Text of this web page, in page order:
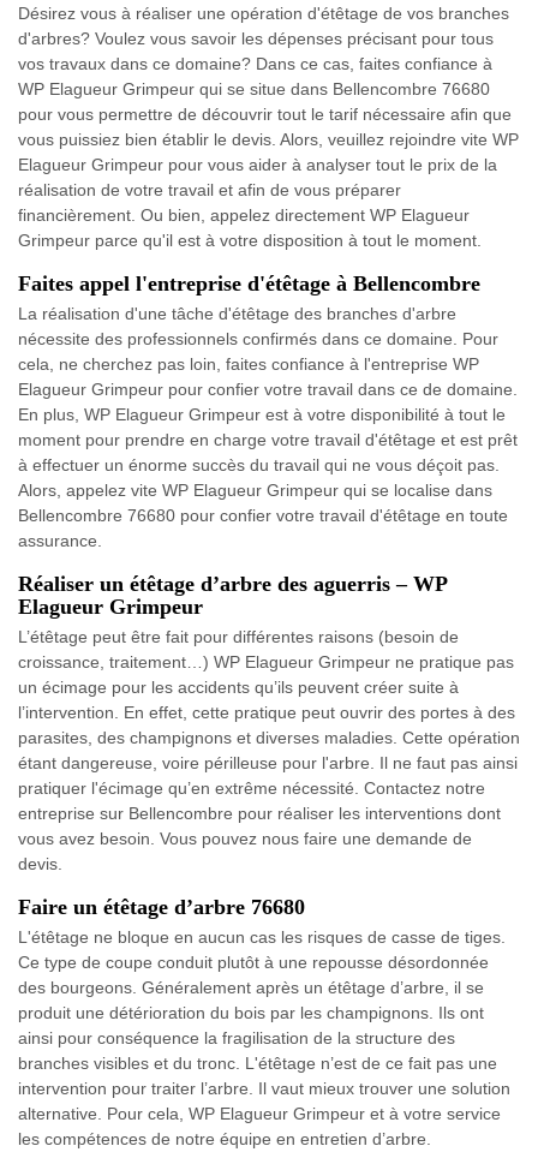
Désirez vous à réaliser une opération d'étêtage de vos branches
d'arbres? Voulez vous savoir les dépenses précisant pour tous
vos travaux dans ce domaine? Dans ce cas, faites confiance à
WP Elagueur Grimpeur qui se situe dans Bellencombre 76680
pour vous permettre de découvrir tout le tarif nécessaire afin que
vous puissiez bien établir le devis. Alors, veuillez rejoindre vite WP
Elagueur Grimpeur pour vous aider à analyser tout le prix de la
réalisation de votre travail et afin de vous préparer
financièrement. Ou bien, appelez directement WP Elagueur
Grimpeur parce qu'il est à votre disposition à tout le moment.
Faites appel l'entreprise d'étêtage à Bellencombre
La réalisation d'une tâche d'étêtage des branches d'arbre
nécessite des professionnels confirmés dans ce domaine. Pour
cela, ne cherchez pas loin, faites confiance à l'entreprise WP
Elagueur Grimpeur pour confier votre travail dans ce de domaine.
En plus, WP Elagueur Grimpeur est à votre disponibilité à tout le
moment pour prendre en charge votre travail d'étêtage et est prêt
à effectuer un énorme succès du travail qui ne vous déçoit pas.
Alors, appelez vite WP Elagueur Grimpeur qui se localise dans
Bellencombre 76680 pour confier votre travail d'étêtage en toute
assurance.
Réaliser un étêtage d’arbre des aguerris – WP
Elagueur Grimpeur
L’étêtage peut être fait pour différentes raisons (besoin de
croissance, traitement…) WP Elagueur Grimpeur ne pratique pas
un écimage pour les accidents qu’ils peuvent créer suite à
l’intervention. En effet, cette pratique peut ouvrir des portes à des
parasites, des champignons et diverses maladies. Cette opération
étant dangereuse, voire périlleuse pour l'arbre. Il ne faut pas ainsi
pratiquer l'écimage qu’en extrême nécessité. Contactez notre
entreprise sur Bellencombre pour réaliser les interventions dont
vous avez besoin. Vous pouvez nous faire une demande de
devis.
Faire un étêtage d’arbre 76680
L'étêtage ne bloque en aucun cas les risques de casse de tiges.
Ce type de coupe conduit plutôt à une repousse désordonnée
des bourgeons. Généralement après un étêtage d’arbre, il se
produit une détérioration du bois par les champignons. Ils ont
ainsi pour conséquence la fragilisation de la structure des
branches visibles et du tronc. L'étêtage n’est de ce fait pas une
intervention pour traiter l’arbre. Il vaut mieux trouver une solution
alternative. Pour cela, WP Elagueur Grimpeur et à votre service
les compétences de notre équipe en entretien d’arbre.